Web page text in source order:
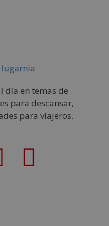
día en temas de
para descansar,
para viajeros.